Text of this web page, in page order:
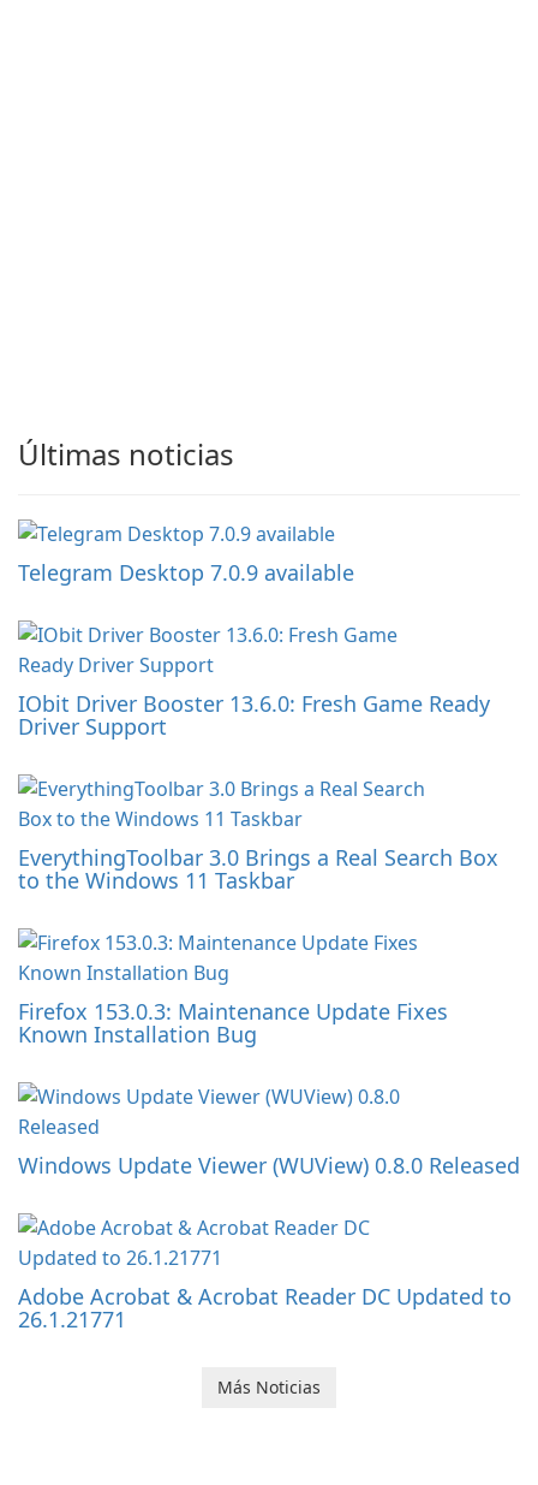
Últimas noticias
Telegram Desktop 7.0.9 available
IObit Driver Booster 13.6.0: Fresh Game Ready
Driver Support
EverythingToolbar 3.0 Brings a Real Search Box
to the Windows 11 Taskbar
Firefox 153.0.3: Maintenance Update Fixes
Known Installation Bug
Windows Update Viewer (WUView) 0.8.0 Released
Adobe Acrobat & Acrobat Reader DC Updated to
26.1.21771
Más Noticias